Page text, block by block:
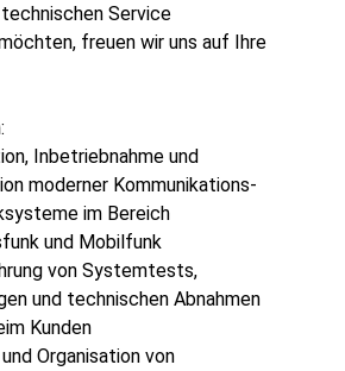
Service
freuen wir uns auf Ihre
Inbetriebnahme und
moderner Kommunikations-
im Bereich
und Mobilfunk
von Systemtests,
und technischen Abnahmen
Kunden
Organisation von